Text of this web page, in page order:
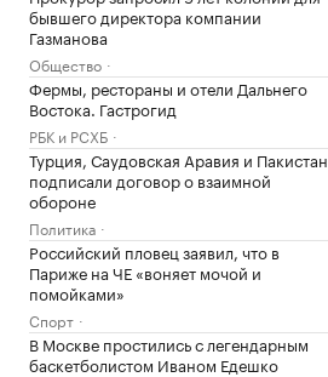
бывшего директора компании
Газманова
Общество
Фермы, рестораны и отели Дальнего
Востока. Гастрогид
РБК и РСХБ
Турция, Саудовская Аравия и Пакистан
подписали договор о взаимной
обороне
Политика
Российский пловец заявил, что в
Париже на ЧЕ «воняет мочой и
помойками»
Спорт
В Москве простились с легендарным
баскетболистом Иваном Едешко